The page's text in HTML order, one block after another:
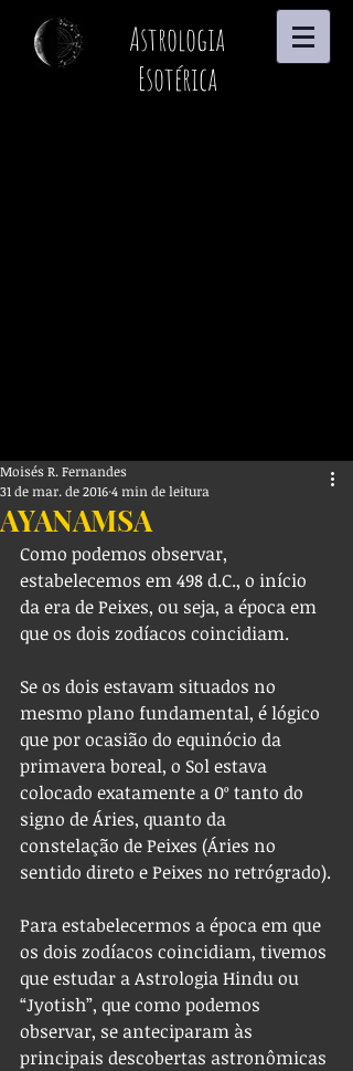
Astrologia
Esotérica
AYANAMSA
Moisés R. Fernandes
31 de mar. de 20164 min de leitura
Como podemos observar,
estabelecemos em 498 d.C., o início
da era de Peixes, ou seja, a época em
que os dois zodíacos coincidiam.
Se os dois estavam situados no
mesmo plano fundamental, é lógico
que por ocasião do equinócio da
primavera boreal, o Sol estava
colocado exatamente a 0º tanto do
signo de Áries, quanto da
constelação de Peixes (Áries no
sentido direto e Peixes no retrógrado).
Para estabelecermos a época em que
os dois zodíacos coincidiam, tivemos
que estudar a Astrologia Hindu ou
“Jyotish”, que como podemos
observar, se anteciparam às
principais descobertas astronômicas